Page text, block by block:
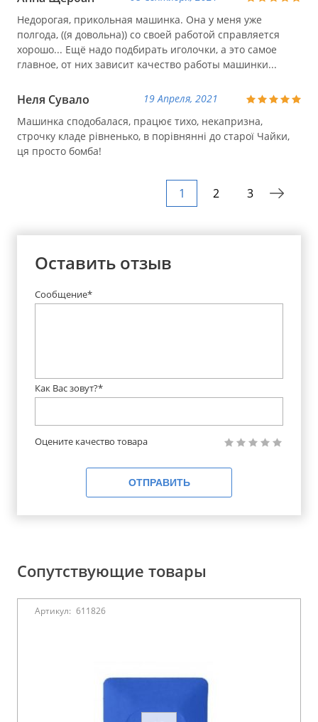
Недорогая, прикольная машинка. Она у меня уже
полгода, ((я довольна)) со своей работой справляется
хорошо... Ещё надо подбирать иголочки, а это самое
главное, от них зависит качество работы машинки...
Неля Сувало
19 Апреля, 2021
Машинка сподобалася, працює тихо, некапризна,
строчку кладе рівненько, в порівнянні до старої Чайки,
ця просто бомба!
1 2 3
Оставить отзыв
Сообщение*
Как Вас зовут?*
Оцените качество товара
ОТПРАВИТЬ
Сопутствующие товары
Артикул: 611826